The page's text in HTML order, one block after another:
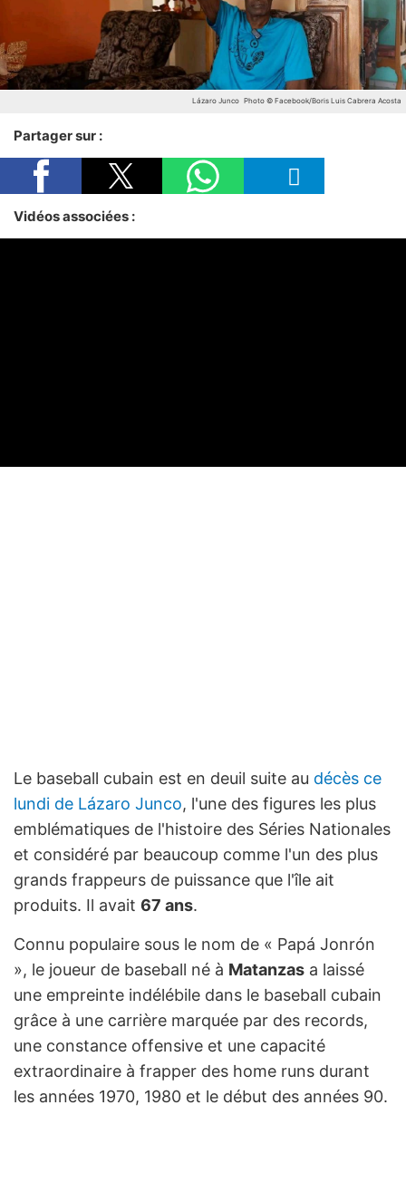
Lázaro Junco Photo © Facebook/Boris Luis Cabrera Acosta
Partager sur :
Vidéos associées :
Le baseball cubain est en deuil suite au décès ce
lundi de Lázaro Junco, l'une des figures les plus
emblématiques de l'histoire des Séries Nationales
et considéré par beaucoup comme l'un des plus
grands frappeurs de puissance que l'île ait
produits. Il avait 67 ans.
Connu populaire sous le nom de « Papá Jonrón
», le joueur de baseball né à Matanzas a laissé
une empreinte indélébile dans le baseball cubain
grâce à une carrière marquée par des records,
une constance offensive et une capacité
extraordinaire à frapper des home runs durant
les années 1970, 1980 et le début des années 90.